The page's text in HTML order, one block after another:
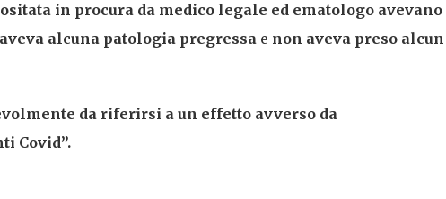
in procura da medico legale ed ematologo avevano
alcuna patologia pregressae non aveva preso alcun
da riferirsi a un effetto avverso da
Covid”.